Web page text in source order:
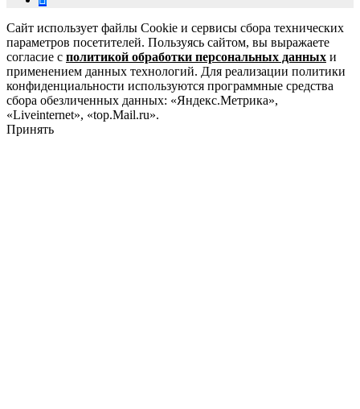
Сайт использует файлы Cookie и сервисы сбора технических
параметров посетителей. Пользуясь сайтом, вы выражаете
согласие с политикой обработки персональных данных и
применением данных технологий. Для реализации политики
конфиденциальности используются программные средства
сбора обезличенных данных: «Яндекс.Метрика»,
«Liveinternet», «top.Mail.ru».
Принять